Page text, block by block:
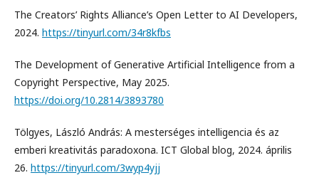
The Creators’ Rights Alliance’s Open Letter to AI Developers,
2024. https://tinyurl.com/34r8kfbs
The Development of Generative Artificial Intelligence from a
Copyright Perspective, May 2025.
https://doi.org/10.2814/3893780
Tölgyes, László András: A mesterséges intelligencia és az
emberi kreativitás paradoxona. ICT Global blog, 2024. április
26. https://tinyurl.com/3wyp4yjj